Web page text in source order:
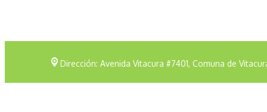
Dirección: Avenida Vitacura #7401, Comuna de